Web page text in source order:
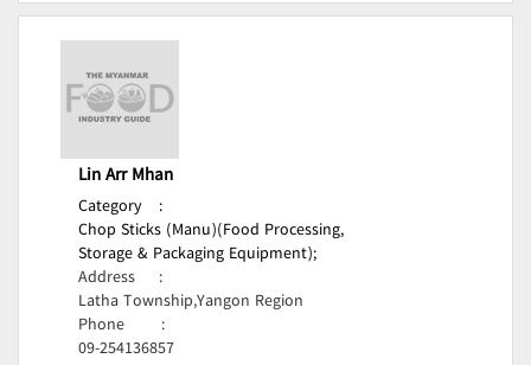
Lin Arr Mhan
Category
:
Chop Sticks (Manu)(Food Processing,
Storage & Packaging Equipment);
Address
:
Latha Township,Yangon Region
Phone
:
09-254136857